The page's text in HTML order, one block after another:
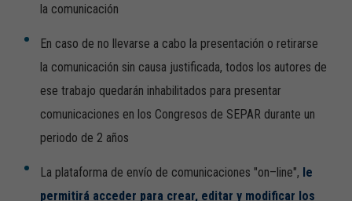
la comunicación
En caso de no llevarse a cabo la presentación o retirarse
la comunicación sin causa justificada, todos los autores de
ese trabajo quedarán inhabilitados para presentar
comunicaciones en los Congresos de SEPAR durante un
periodo de 2 años
La plataforma de envío de comunicaciones "on–line", le
permitirá acceder para crear, editar y modificar los